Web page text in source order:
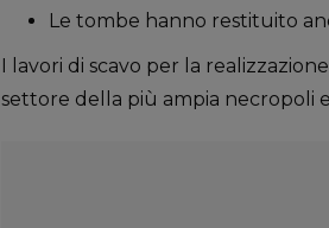
Le tombe hanno restituito
I lavori di scavo per la
settore della più ampia necropoli